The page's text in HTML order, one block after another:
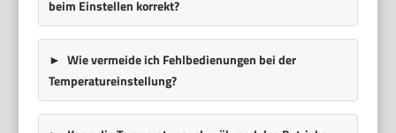
beim Einstellen korrekt?
Wie vermeide ich Fehlbedienungen bei der
Temperatureinstellung?